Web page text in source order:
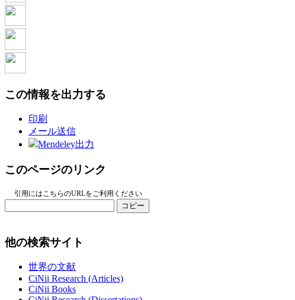
この情報を出力する
印刷
メール送信
Mendeley出力
このページのリンク
引用にはこちらのURLをご利用ください
コピー
他の検索サイト
世界の文献
CiNii Research (Articles)
CiNii Books